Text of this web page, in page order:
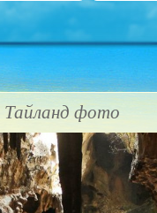
Тайланд фото